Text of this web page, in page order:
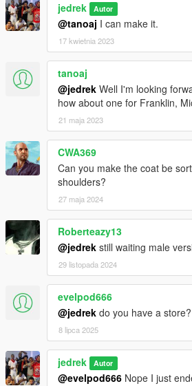
jedrek Autor
@tanoaj I can make it.
17 kwietnia 2023
tanoaj
@jedrek Well I'm looking
how about one for Franklin,
21 maja 2023
CWA369
Can you make the coat be
shoulders?
27 maja 2024
Roberteazy13
@jedrek still waiting male
29 listopada 2024
evelpod666
@jedrek do you have a store?
8 lipca 2025
jedrek Autor
@evelpod666 Nope I just